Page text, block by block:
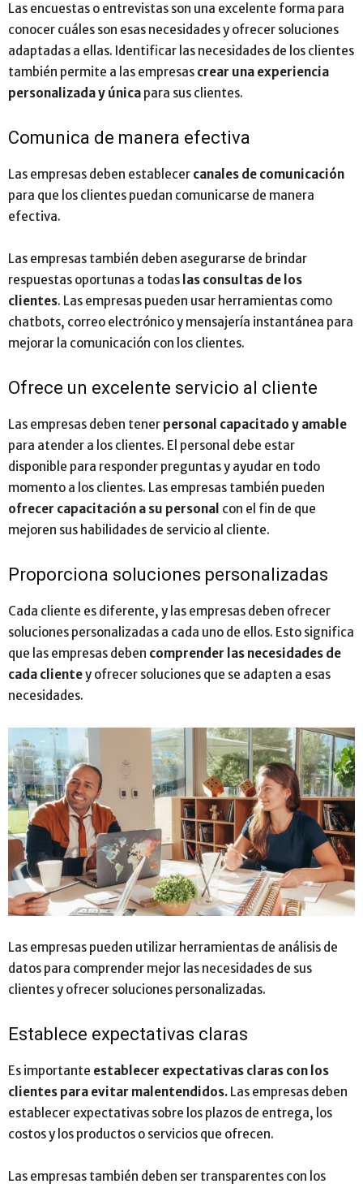
Las encuestas o entrevistas son una excelente forma para
conocer cuáles son esas necesidades y ofrecer soluciones
adaptadas a ellas. Identificar las necesidades de los clientes
también permite a las empresas crear una experiencia
personalizada y única para sus clientes.
Comunica de manera efectiva
Las empresas deben establecer canales de comunicación
para que los clientes puedan comunicarse de manera
efectiva.
Las empresas también deben asegurarse de brindar
respuestas oportunas a todas las consultas de los
clientes. Las empresas pueden usar herramientas como
chatbots, correo electrónico y mensajería instantánea para
mejorar la comunicación con los clientes.
Ofrece un excelente servicio al cliente
Las empresas deben tener personal capacitado y amable
para atender a los clientes. El personal debe estar
disponible para responder preguntas y ayudar en todo
momento a los clientes. Las empresas también pueden
ofrecer capacitación a su personal con el fin de que
mejoren sus habilidades de servicio al cliente.
Proporciona soluciones personalizadas
Cada cliente es diferente, y las empresas deben ofrecer
soluciones personalizadas a cada uno de ellos. Esto significa
que las empresas deben comprender las necesidades de
cada clientey ofrecer soluciones que se adapten a esas
necesidades.
Las empresas pueden utilizar herramientas de análisis de
datos para comprender mejor las necesidades de sus
clientes y ofrecer soluciones personalizadas.
Establece expectativas claras
Es importante establecer expectativas claras con los
clientes para evitar malentendidos. Las empresas deben
establecer expectativas sobre los plazos de entrega, los
costos y los productos o servicios que ofrecen.
Las empresas también deben ser transparentes con los